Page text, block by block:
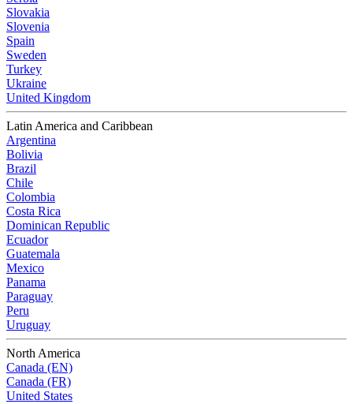
Slovakia
Slovenia
Spain
Sweden
Turkey
Ukraine
United Kingdom
Latin America and Caribbean
Argentina
Bolivia
Brazil
Chile
Colombia
Costa Rica
Dominican Republic
Ecuador
Guatemala
Mexico
Panama
Paraguay
Peru
Uruguay
North America
Canada (EN)
Canada (FR)
United States